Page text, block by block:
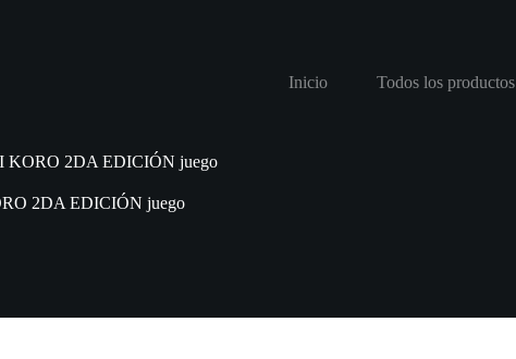
Inicio
Todos los productos
KORO 2DA EDICIÓN juego
2DA EDICIÓN juego